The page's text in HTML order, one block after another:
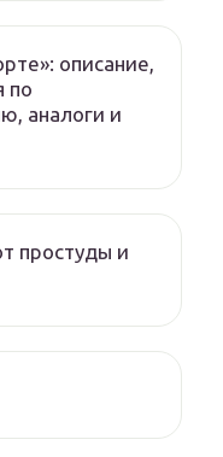
описание,
по
аналоги и
простуды и